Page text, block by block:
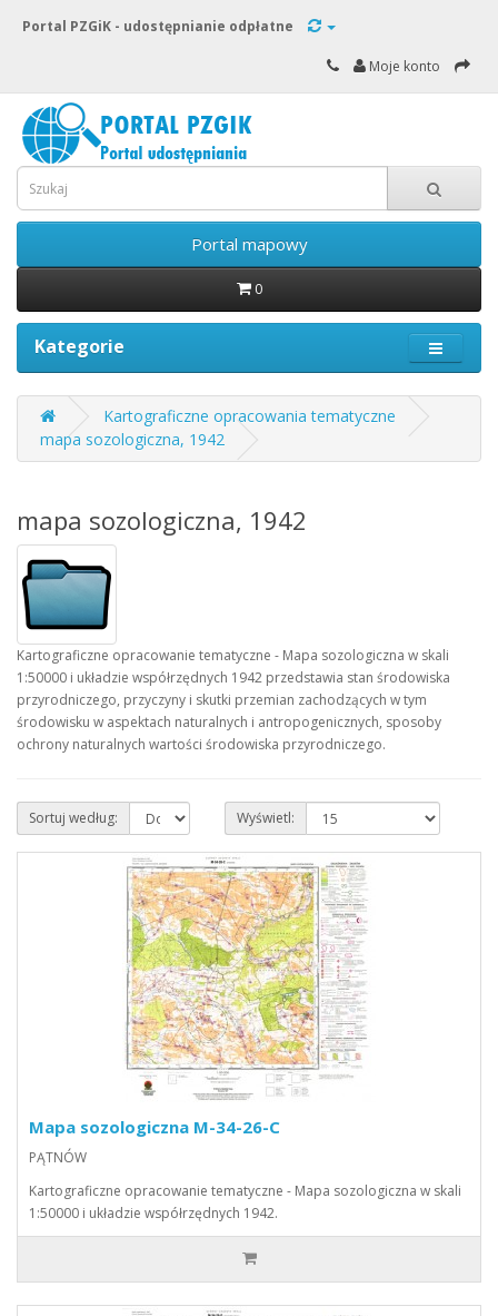
Portal PZGiK - udostępnianie odpłatne
Moje konto
Portal mapowy
0
Kategorie
Kartograficzne opracowania tematyczne
mapa sozologiczna, 1942
mapa sozologiczna, 1942
Kartograficzne opracowanie tematyczne - Mapa sozologiczna w skali
1:50000 i układzie współrzędnych 1942 przedstawia stan środowiska
przyrodniczego, przyczyny i skutki przemian zachodzących w tym
środowisku w aspektach naturalnych i antropogenicznych, sposoby
ochrony naturalnych wartości środowiska przyrodniczego.
Sortuj według: Wyświetl:
Mapa sozologiczna M-34-26-C
PĄTNÓW
Kartograficzne opracowanie tematyczne - Mapa sozologiczna w skali
1:50000 i układzie współrzędnych 1942.